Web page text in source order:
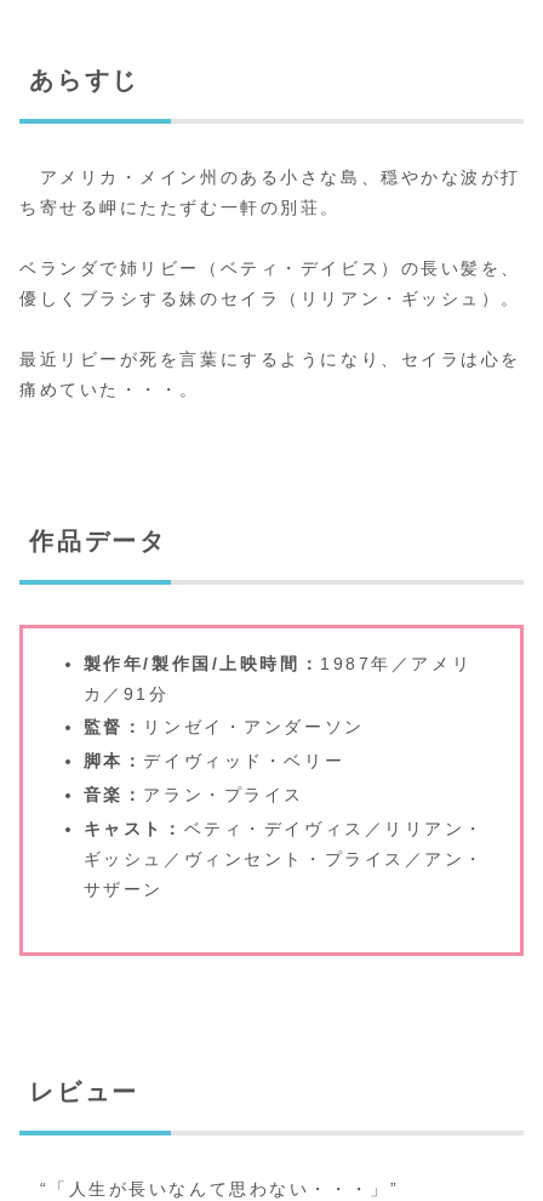
あらすじ
アメリカ・メイン州のある小さな島、穏やかな波が打
ち寄せる岬にたたずむ一軒の別荘。
ベランダで姉リビー（ベティ・デイビス）の長い髪を、
優しくブラシする妹のセイラ（リリアン・ギッシュ）。
最近リビーが死を言葉にするようになり、セイラは心を
痛めていた・・・。
作品データ
製作年/製作国/上映時間： 1987年／アメリ
カ／91分
監督：
リンゼイ・アンダーソン
脚本：デイヴィッド・ベリー
音楽： アラン・プライス
キャスト： ベティ・デイヴィス／リリアン・
ギッシュ／ヴィンセント・プライス／アン・
サザーン
レビュー
“「人生が長いなんて思わない・・・」”